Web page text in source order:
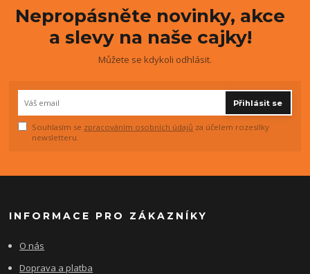
Nepropásněte novinky, akce
a slevy na naše cajky!
Můžete se kdykoli odhlásit.
Přihlásit se
Souhlasím se zpracováním osobních údajů za účelem rozesílky
newsletteru.
INFORMACE PRO ZÁKAZNÍKY
O nás
Doprava a platba